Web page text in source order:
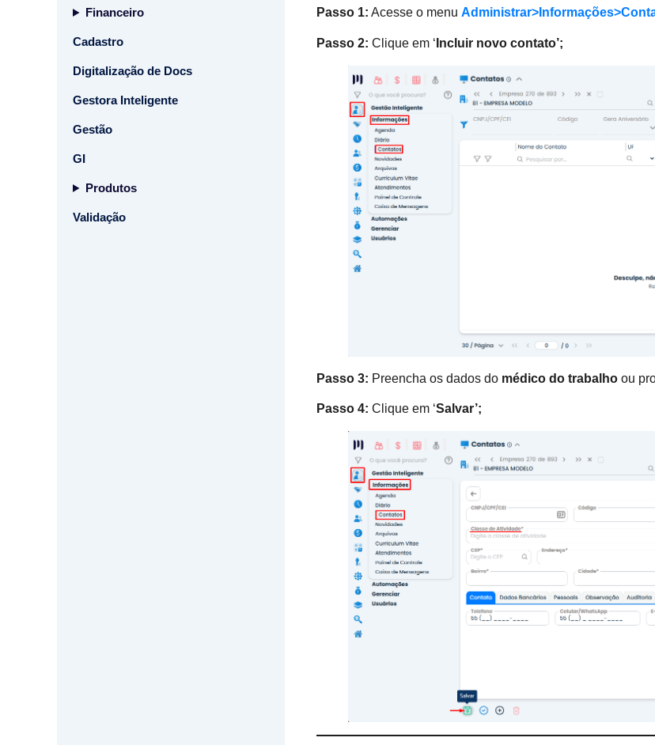
Financeiro
Cadastro
Digitalização de Docs
Gestora Inteligente
Gestão
GI
Produtos
Validação
Passo 1: Acesse o menu
Passo 2: Clique em ‘ Incluir novo contato’;
Passo 3: Preencha os dados do médico do trabalho ou
Passo 4: Clique em ‘Salvar’;